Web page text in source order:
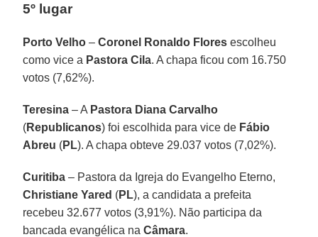
5º lugar
Porto Velho –Coronel Ronaldo Flores escolheu
como vice a Pastora Cila. A chapa ficou com 16.750
votos (7,62%).
Teresina – A Pastora Diana Carvalho
(Republicanos) foi escolhida para vice de Fábio
Abreu (PL). A chapa obteve 29.037 votos (7,02%).
Curitiba – Pastora da Igreja do Evangelho Eterno,
Christiane Yared (PL), a candidata a prefeita
recebeu 32.677 votos (3,91%). Não participa da
bancada evangélica naCâmara.